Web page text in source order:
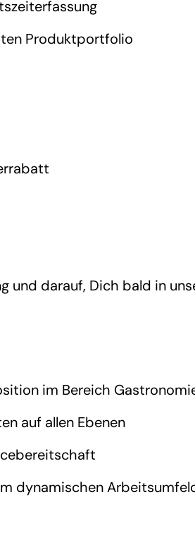
Produktportfolio
und darauf, Dich bald in
im Bereich
auf allen Ebenen
dynamischen